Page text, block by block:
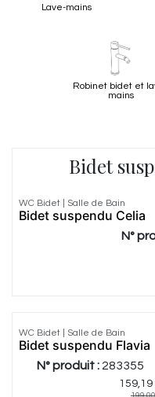
Lave-mains
Robinet bidet et
mains
Bidet
WC Bidet | Salle de Bain
Bidet suspendu Celia
N°
WC Bidet | Salle de Bain
Bidet suspendu Flavia
N° produit : 283355
159,19
199,00